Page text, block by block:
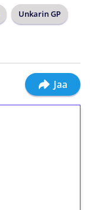
Unkarin GP
Jaa